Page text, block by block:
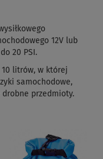
12V lub
20 PSI.
litrów, w której
samochodowe,
przedmioty.